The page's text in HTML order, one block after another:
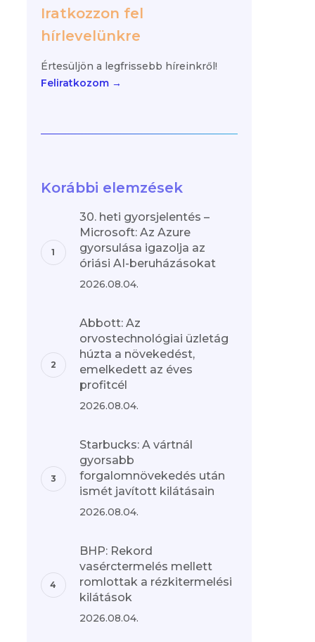
Iratkozzon fel
hírlevelünkre
Értesüljön a legfrissebb híreinkről!
Feliratkozom →
Korábbi elemzések
30. heti gyorsjelentés –
Microsoft: Az Azure
gyorsulása igazolja az
óriási AI-beruházásokat
2026.08.04.
Abbott: Az
orvostechnológiai üzletág
húzta a növekedést,
emelkedett az éves
profitcél
2026.08.04.
Starbucks: A vártnál
gyorsabb
forgalomnövekedés után
ismét javított kilátásain
2026.08.04.
BHP: Rekord
vasérctermelés mellett
romlottak a rézkitermelési
kilátások
2026.08.04.